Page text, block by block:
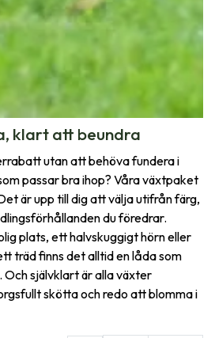
klart att beundra
utan att behöva fundera i
passar bra ihop? Våra växtpaket
är upp till dig att välja utifrån färg,
du föredrar.
plats, ett halvskuggigt hörn eller
träd finns det alltid en låda som
Och självklart är alla växter
skötta och redo att blomma i